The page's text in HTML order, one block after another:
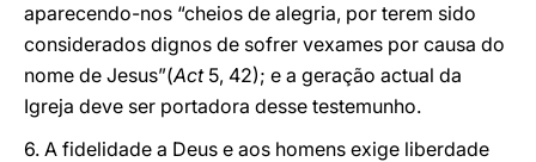
aparecendo-nos “cheios de alegria, por terem sido
considerados dignos de sofrer vexames por causa do
nome de Jesus”(Act5, 42); e a geração actual da
Igreja deve ser portadora desse testemunho.
6. A fidelidade a Deus e aos homens exige liberdade